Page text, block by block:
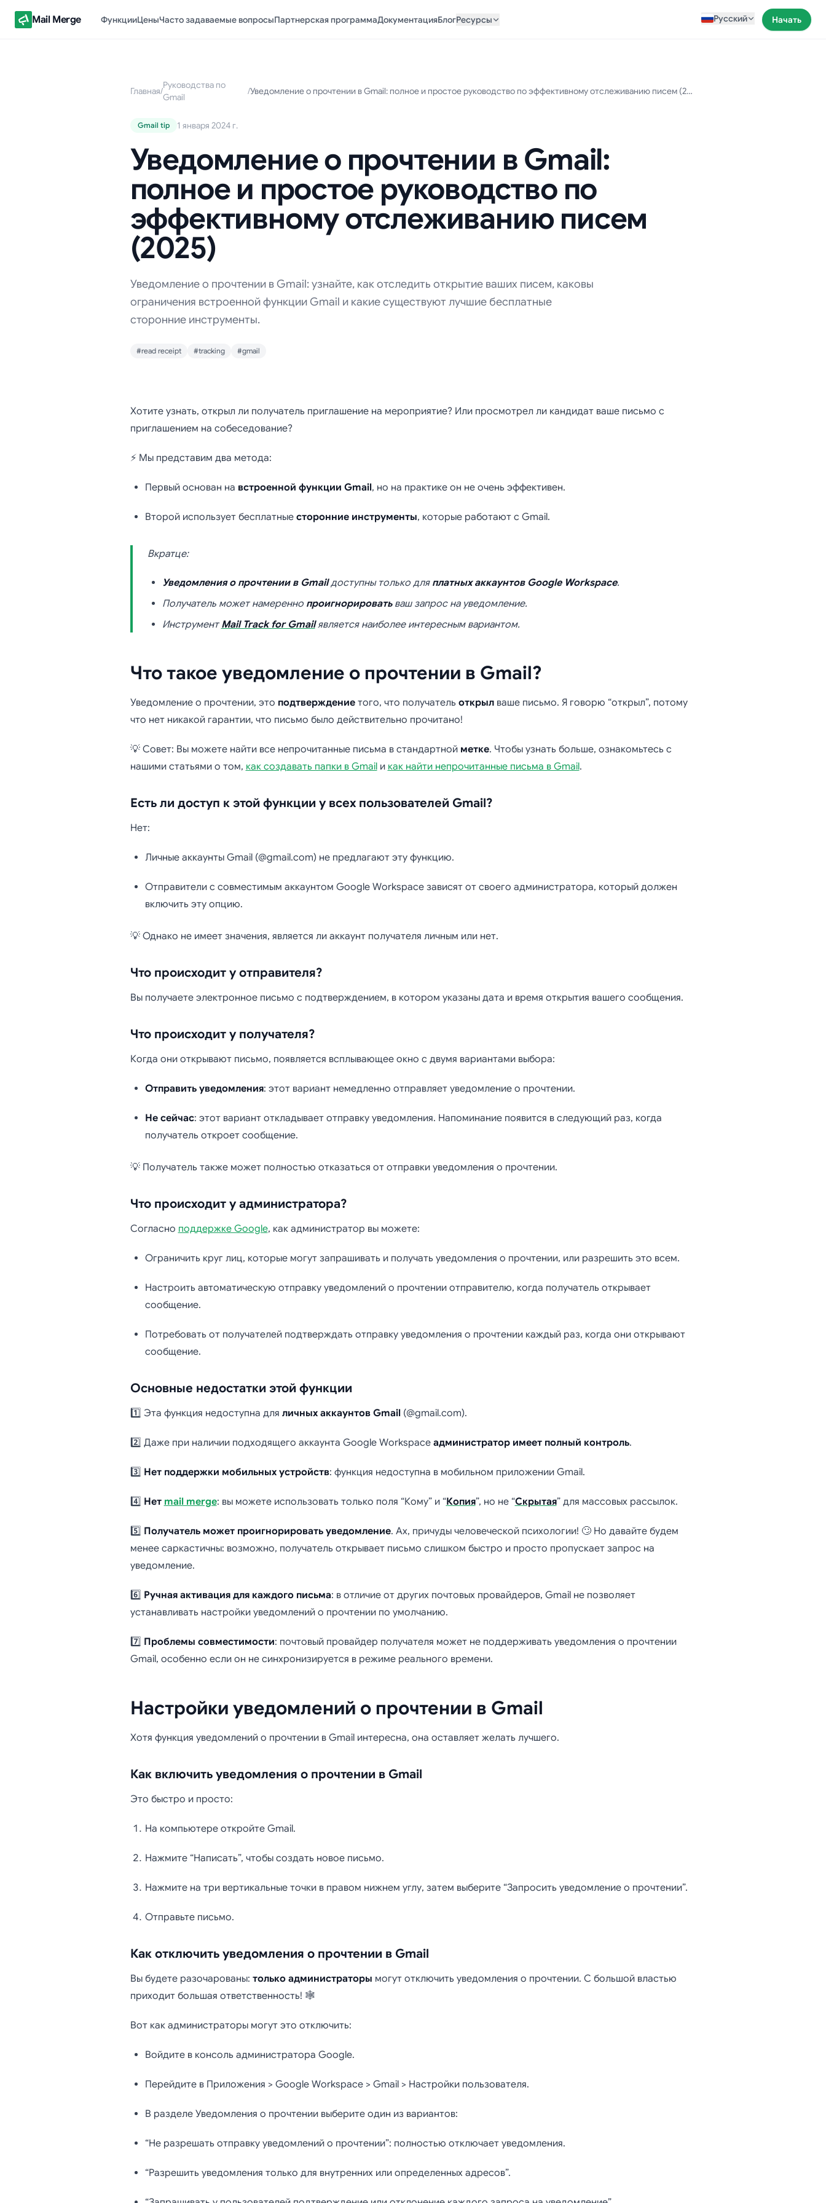
Mail Merge ФункцииЦеныЧасто задаваемые вопросыПартнерская программаДокументацияБлогРесурсы Русский Начать
Главная/
Руководства по
Gmail
/ Уведомление о прочтении в Gmail: полное и простое руководство по эффективному отслеживанию писем (2025)
Gmail tip 1 января 2024 г.
Уведомление о прочтении в Gmail:
полное и простое руководство по
эффективному отслеживанию писем
(2025)
Уведомление о прочтении в Gmail: узнайте, как отследить открытие ваших писем, каковы
ограничения встроенной функции Gmail и какие существуют лучшие бесплатные
сторонние инструменты.
#read receipt #tracking #gmail
Уведомление о прочтении в Gmail:
полное и простое руководство по
эффективному отслеживанию
писем (2025)
Хотите узнать, открыл ли получатель приглашение на мероприятие? Или просмотрел ли кандидат ваше письмо с
приглашением на собеседование?
⚡ Мы представим два метода:
Первый основан на встроенной функции Gmail, но на практике он не очень эффективен.
Второй использует бесплатные сторонние инструменты, которые работают с Gmail.
Вкратце:
Уведомления о прочтении в Gmailдоступны только для платных аккаунтов Google Workspace.
Получатель может намеренно проигнорироватьваш запрос на уведомление.
Инструмент Mail Track for Gmailявляется наиболее интересным вариантом.
Что такое уведомление о прочтении в Gmail?
Уведомление о прочтении, это подтверждениетого, что получатель открылваше письмо. Я говорю “открыл”, потому
что нет никакой гарантии, что письмо было действительно прочитано!
💡 Совет: Вы можете найти все непрочитанные письма в стандартной метке. Чтобы узнать больше, ознакомьтесь с
нашими статьями о том, как создавать папки в Gmailи как найти непрочитанные письма в Gmail.
Есть ли доступ к этой функции у всех пользователей Gmail?
Нет:
Личные аккаунты Gmail (@gmail.com) не предлагают эту функцию.
Отправители с совместимым аккаунтом Google Workspace зависят от своего администратора, который должен
включить эту опцию.
💡 Однако не имеет значения, является ли аккаунт получателя личным или нет.
Что происходит у отправителя?
Вы получаете электронное письмо с подтверждением, в котором указаны дата и время открытия вашего сообщения.
Что происходит у получателя?
Когда они открывают письмо, появляется всплывающее окно с двумя вариантами выбора:
Отправить уведомления: этот вариант немедленно отправляет уведомление о прочтении.
Не сейчас: этот вариант откладывает отправку уведомления. Напоминание появится в следующий раз, когда
получатель откроет сообщение.
💡 Получатель также может полностью отказаться от отправки уведомления о прочтении.
Что происходит у администратора?
Согласно поддержке Google, как администратор вы можете:
Ограничить круг лиц, которые могут запрашивать и получать уведомления о прочтении, или разрешить это всем.
Настроить автоматическую отправку уведомлений о прочтении отправителю, когда получатель открывает
сообщение.
Потребовать от получателей подтверждать отправку уведомления о прочтении каждый раз, когда они открывают
сообщение.
Основные недостатки этой функции
1️⃣ Эта функция недоступна для личных аккаунтов Gmail(@gmail.com).
2️⃣ Даже при наличии подходящего аккаунта Google Workspace администратор имеет полный контроль.
3️⃣ Нет поддержки мобильных устройств: функция недоступна в мобильном приложении Gmail.
4️⃣ Нет mail merge: вы можете использовать только поля “Кому” и “Копия”, но не “Скрытая” для массовых рассылок.
5️⃣ Получатель может проигнорировать уведомление. Ах, причуды человеческой психологии! 🙄 Но давайте будем
менее саркастичны: возможно, получатель открывает письмо слишком быстро и просто пропускает запрос на
уведомление.
6️⃣ Ручная активация для каждого письма: в отличие от других почтовых провайдеров, Gmail не позволяет
устанавливать настройки уведомлений о прочтении по умолчанию.
7️⃣ Проблемы совместимости: почтовый провайдер получателя может не поддерживать уведомления о прочтении
Gmail, особенно если он не синхронизируется в режиме реального времени.
Настройки уведомлений о прочтении в Gmail
Хотя функция уведомлений о прочтении в Gmail интересна, она оставляет желать лучшего.
Как включить уведомления о прочтении в Gmail
Это быстро и просто:
На компьютере откройте Gmail.
Нажмите “Написать”, чтобы создать новое письмо.
Нажмите на три вертикальные точки в правом нижнем углу, затем выберите “Запросить уведомление о прочтении”.
Отправьте письмо.
Как отключить уведомления о прочтении в Gmail
Вы будете разочарованы: только администраторы могут отключить уведомления о прочтении. С большой властью
приходит большая ответственность! 🕸️
Вот как администраторы могут это отключить:
Войдите в консоль администратора Google.
Перейдите в Приложения > Google Workspace > Gmail > Настройки пользователя.
В разделе Уведомления о прочтении выберите один из вариантов:
“Не разрешать отправку уведомлений о прочтении”: полностью отключает уведомления.
“Разрешить уведомления только для внутренних или определенных адресов”.